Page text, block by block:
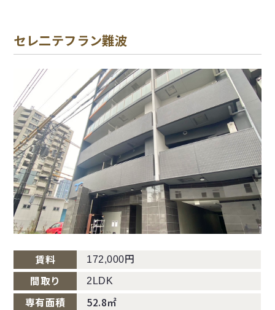
セレ二テフラン難波
賃料 172,000円
間取り
2LDK
専有面積
52.8㎡